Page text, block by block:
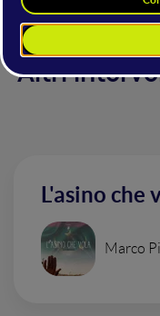
Altri
L'asino che
Marco